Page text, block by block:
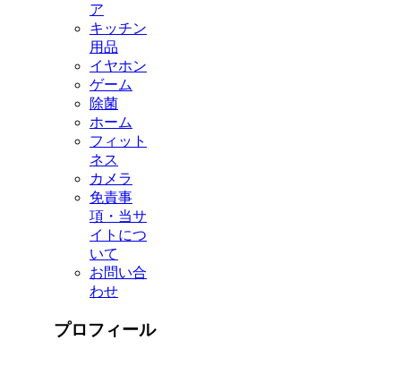
ア
キッチン
用品
イヤホン
ゲーム
除菌
ホーム
フィット
ネス
カメラ
免責事
項・当サ
イトにつ
いて
お問い合
わせ
プロフィール